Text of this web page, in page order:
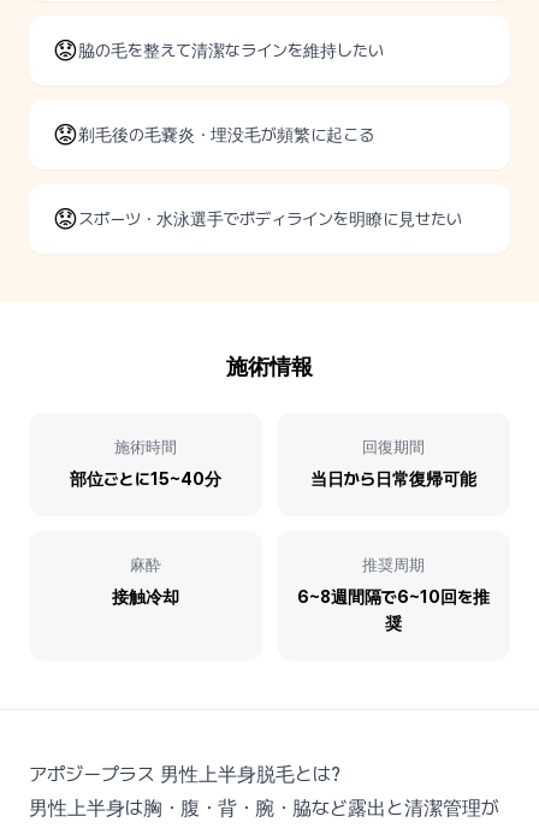
😟脇の毛を整えて清潔なラインを維持したい
😟剃毛後の毛嚢炎・埋没毛が頻繁に起こる
😟スポーツ・水泳選手でボディラインを明瞭に見せたい
施術情報
施術時間
部位ごとに15~40分
回復期間
当日から日常復帰可能
麻酔
接触冷却
推奨周期
6~8週間隔で6~10回を推
奨
アポジープラス 男性上半身脱毛とは?
男性上半身は胸・腹・背・腕・脇など露出と清潔管理が